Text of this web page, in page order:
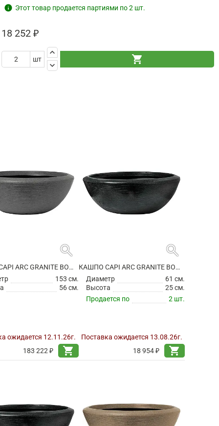
info Этот товар продается партиями по 2 шт.
18 252 ₽
шт
keyboard_arrow_up
keyboard_arrow_down
shopping_cart
search
КАШПО CAPI ARC GRANITE BOWL LOW ANTHRACITE
153 см.
56 см.
ожидается 12.11.26г.
183 222 ₽
shopping_cart
search
КАШПО CAPI ARC GRANITE BOWL LOW BLACK
Диаметр
61 см.
Высота
25 см.
Продается по
2 шт.
Поставка ожидается 13.08.26г.
18 954 ₽
shopping_cart